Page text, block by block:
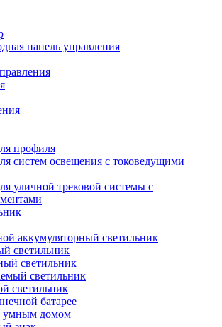
панель управления
профиля
систем освещения с токоведущими
уличной трековой системы с
аккумуляторный светильник
светильник
светильник
светильник
светильник
батарее
умным домом